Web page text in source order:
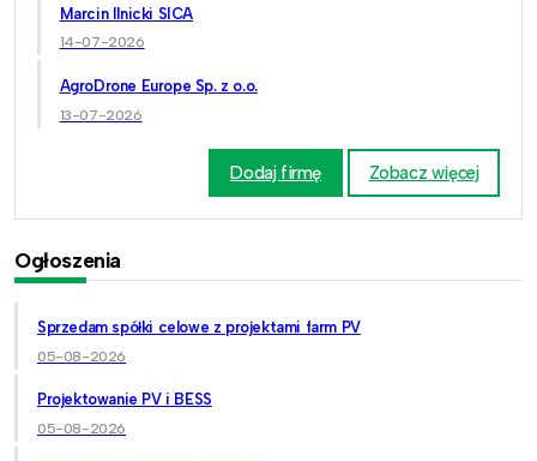
Marcin Ilnicki SICA
14-07-2026
AgroDrone Europe Sp. z o.o.
13-07-2026
Dodaj firmę Zobacz więcej
Ogłoszenia
Sprzedam spółki celowe z projektami farm PV
05-08-2026
Projektowanie PV i BESS
05-08-2026